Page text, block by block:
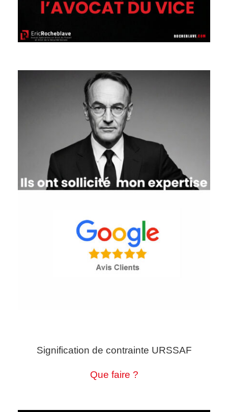
Signification de contrainte URSSAF
Que faire ?